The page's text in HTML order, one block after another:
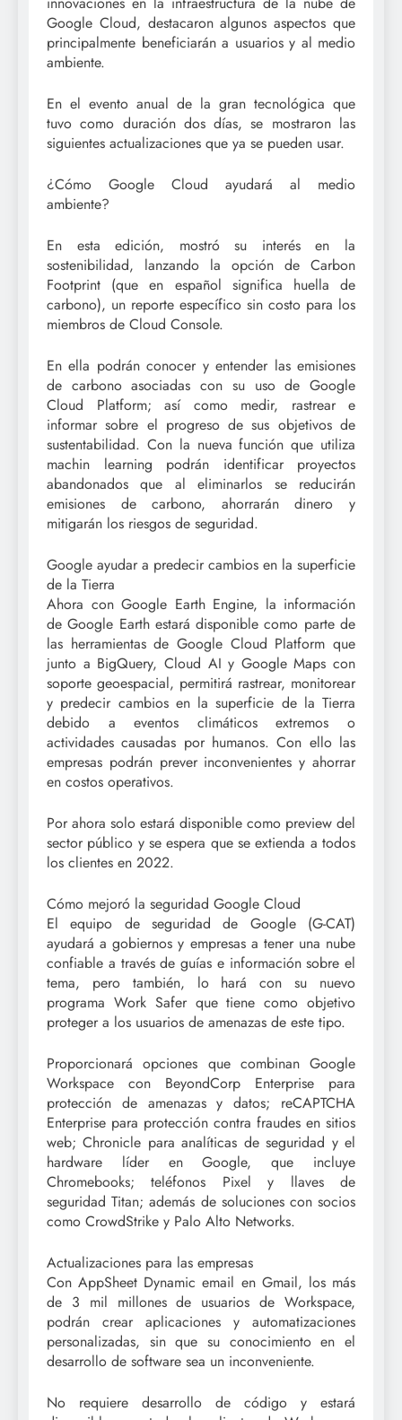
Google Cloud, destacaron algunos aspectos que
principalmente beneficiarán a usuarios y al medio
ambiente.
En el evento anual de la gran tecnológica que
tuvo como duración dos días, se mostraron las
siguientes actualizaciones que ya se pueden usar.
¿Cómo Google Cloud ayudará al medio
ambiente?
En esta edición, mostró su interés en la
sostenibilidad, lanzando la opción de Carbon
Footprint (que en español significa huella de
carbono), un reporte específico sin costo para los
miembros de Cloud Console.
En ella podrán conocer y entender las emisiones
de carbono asociadas con su uso de Google
Cloud Platform; así como medir, rastrear e
informar sobre el progreso de sus objetivos de
sustentabilidad. Con la nueva función que utiliza
machin learning podrán identificar proyectos
abandonados que al eliminarlos se reducirán
emisiones de carbono, ahorrarán dinero y
mitigarán los riesgos de seguridad.
Google ayudar a predecir cambios en la superficie
de la Tierra
Ahora con Google Earth Engine, la información
de Google Earth estará disponible como parte de
las herramientas de Google Cloud Platform que
junto a BigQuery, Cloud AI y Google Maps con
soporte geoespacial, permitirá rastrear, monitorear
y predecir cambios en la superficie de la Tierra
debido a eventos climáticos extremos o
actividades causadas por humanos. Con ello las
empresas podrán prever inconvenientes y ahorrar
en costos operativos.
Por ahora solo estará disponible como preview del
sector público y se espera que se extienda a todos
los clientes en 2022.
Cómo mejoró la seguridad Google Cloud
El equipo de seguridad de Google (G-CAT)
ayudará a gobiernos y empresas a tener una nube
confiable a través de guías e información sobre el
tema, pero también, lo hará con su nuevo
programa Work Safer que tiene como objetivo
proteger a los usuarios de amenazas de este tipo.
Proporcionará opciones que combinan Google
Workspace con BeyondCorp Enterprise para
protección de amenazas y datos; reCAPTCHA
Enterprise para protección contra fraudes en sitios
web; Chronicle para analíticas de seguridad y el
hardware líder en Google, que incluye
Chromebooks; teléfonos Pixel y llaves de
seguridad Titan; además de soluciones con socios
como CrowdStrike y Palo Alto Networks.
Actualizaciones para las empresas
Con AppSheet Dynamic email en Gmail, los más
de 3 mil millones de usuarios de Workspace,
podrán crear aplicaciones y automatizaciones
personalizadas, sin que su conocimiento en el
desarrollo de software sea un inconveniente.
No requiere desarrollo de código y estará